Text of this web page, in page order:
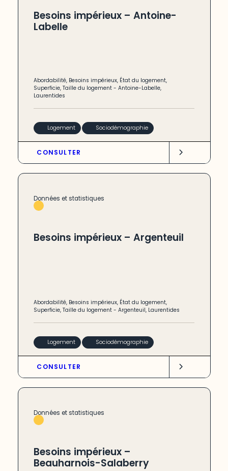
Besoins impérieux – Antoine-
Labelle
Abordabilité, Besoins impérieux, État du logement,
Superficie,Taille du logement -Antoine-Labelle,
Laurentides
Logement Sociodémographie
CONSULTER
Données et statistiques
Besoins impérieux – Argenteuil
Abordabilité, Besoins impérieux, État du logement,
Superficie,Taille du logement -Argenteuil, Laurentides
Logement Sociodémographie
CONSULTER
Données et statistiques
Besoins impérieux –
Beauharnois-Salaberry